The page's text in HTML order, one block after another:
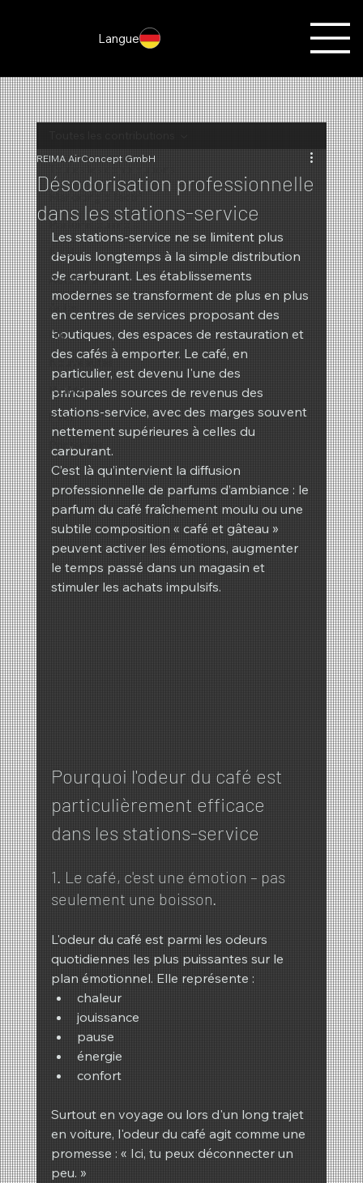
Langue
Parfums du mois
Noël
Automne
Été
Nouveautés
REIMA
hiver
Printemps
Désodorisation professionnelle
dans les stations-service
REIMA AirConcept GmbH
Les stations-service ne se limitent plus
depuis longtemps à la simple distribution
de carburant. Les établissements
modernes se transforment de plus en plus
en centres de services proposant des
boutiques, des espaces de restauration et
des cafés à emporter. Le café, en
particulier, est devenu l'une des
principales sources de revenus des
stations-service, avec des marges souvent
nettement supérieures à celles du
carburant.
C’est là qu’intervient la diffusion
professionnelle de parfums d’ambiance : le
parfum du café fraîchement moulu ou une
subtile composition « café et gâteau »
peuvent activer les émotions, augmenter
le temps passé dans un magasin et
stimuler les achats impulsifs.
Pourquoi l'odeur du café est
particulièrement efficace
dans les stations-service
1. Le café, c'est une émotion – pas
seulement une boisson.
L'odeur du café est parmi les odeurs
quotidiennes les plus puissantes sur le
plan émotionnel. Elle représente :
chaleur
jouissance
pause
énergie
confort
Surtout en voyage ou lors d'un long trajet
en voiture, l'odeur du café agit comme une
promesse : « Ici, tu peux déconnecter un
peu. »